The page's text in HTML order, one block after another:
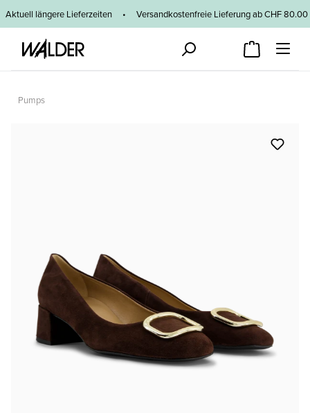
Zum Hauptinhalt springen
Aktuell längere Lieferzeiten • Versandkostenfreie Lieferung ab CHF
Pumps